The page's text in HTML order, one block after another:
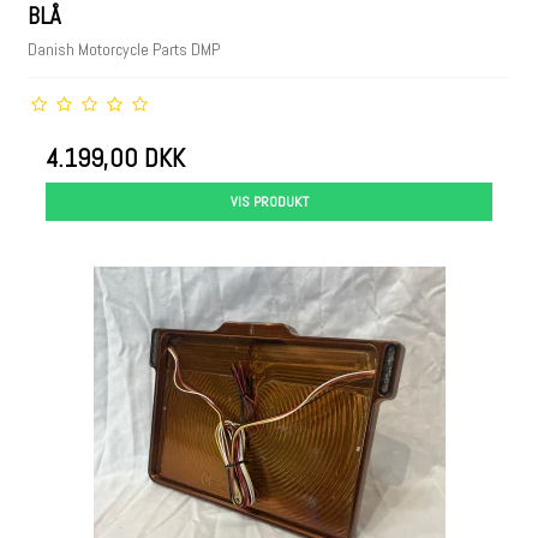
BLÅ
Danish Motorcycle Parts DMP
4.199,00 DKK
VIS PRODUKT